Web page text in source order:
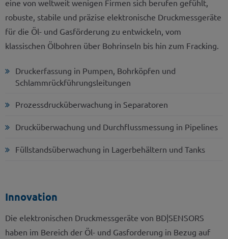
eine von weltweit wenigen Firmen sich berufen gefühlt,
robuste, stabile und präzise elektronische Druckmessgeräte
für die Öl- und Gasförderung zu entwickeln, vom
klassischen Ölbohren über Bohrinseln bis hin zum Fracking.
Druckerfassung in Pumpen, Bohrköpfen und
Schlammrückführungsleitungen
Prozessdrucküberwachung in Separatoren
Drucküberwachung und Durchflussmessung in Pipelines
Füllstandsüberwachung in Lagerbehältern und Tanks
Innovation
Die elektronischen Druckmessgeräte von BD|SENSORS
haben im Bereich der Öl- und Gasforderung in Bezug auf